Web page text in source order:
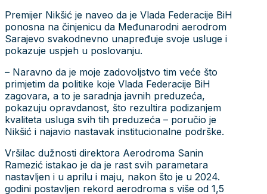
Premijer Nikšić je naveo da je Vlada Federacije BiH
ponosna na činjenicu da Međunarodni aerodrom
Sarajevo svakodnevno unapređuje svoje usluge i
pokazuje uspjeh u poslovanju.
– Naravno da je moje zadovoljstvo tim veće što
primjetim da politike koje Vlada Federacije BiH
zagovara, a to je saradnja javnih preduzeća,
pokazuju opravdanost, što rezultira podizanjem
kvaliteta usluga svih tih preduzeća – poručio je
Nikšić i najavio nastavak institucionalne podrške.
Vršilac dužnosti direktora Aerodroma Sanin
Ramezić istakao je da je rast svih parametara
nastavljen i u aprilu i maju, nakon što je u 2024.
godini postavljen rekord aerodroma s više od 1,5